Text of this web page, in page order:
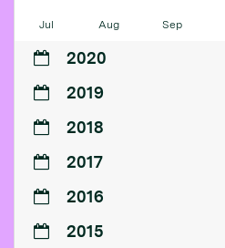
Jul Aug Sep
2020
2019
2018
2017
2016
2015